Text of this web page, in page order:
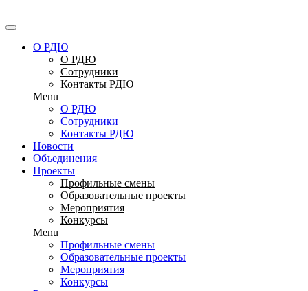
к
О РДЮ
О РДЮ
Сотрудники
Контакты РДЮ
Menu
О РДЮ
Сотрудники
Контакты РДЮ
Новости
Объединения
Проекты
Профильные смены
Образовательные проекты
Мероприятия
Конкурсы
Menu
Профильные смены
Образовательные проекты
Мероприятия
Конкурсы